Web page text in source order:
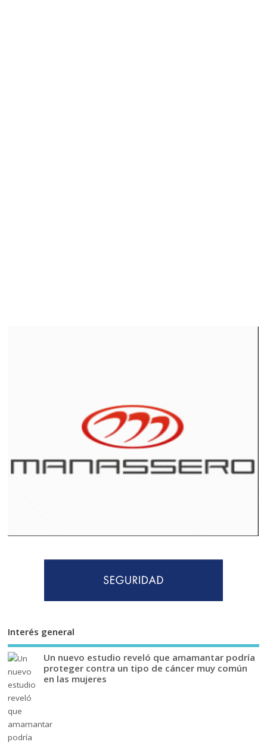
Interés general
Un nuevo estudio reveló que amamantar podría
proteger contra un tipo de cáncer muy común
en las mujeres